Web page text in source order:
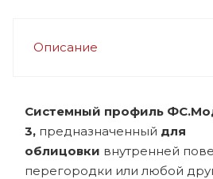
Описание
Системный профиль
3, предназначенный для
облицовки внутренней
перегородки или любой